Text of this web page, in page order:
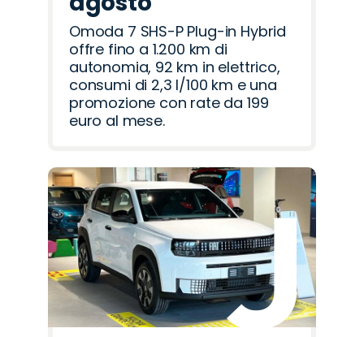
Omoda 7 SHS-P Plug-in Hybrid
offre fino a 1.200 km di
autonomia, 92 km in elettrico,
consumi di 2,3 l/100 km e una
promozione con rate da 199
euro al mese.